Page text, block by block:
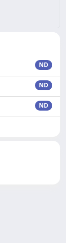
ND
ND
ND